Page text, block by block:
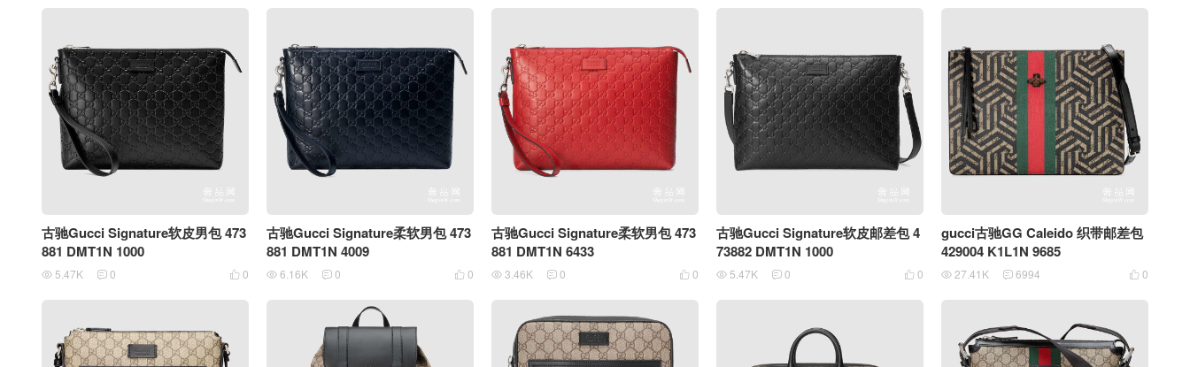
古驰Gucci Signature软皮男包 473
881 DMT1N 1000
 0
 5.47K  0
古驰Gucci Signature柔软男包 473
881 DMT1N 4009
 0
 6.16K  0
古驰Gucci Signature柔软男包 473
881 DMT1N 6433
 0
 3.46K  0
古驰Gucci Signature软皮邮差包 4
73882 DMT1N 1000
 0
 5.47K  0
gucci古驰GG Caleido 织带邮差包
429004 K1L1N 9685
 0
 27.41K  6994